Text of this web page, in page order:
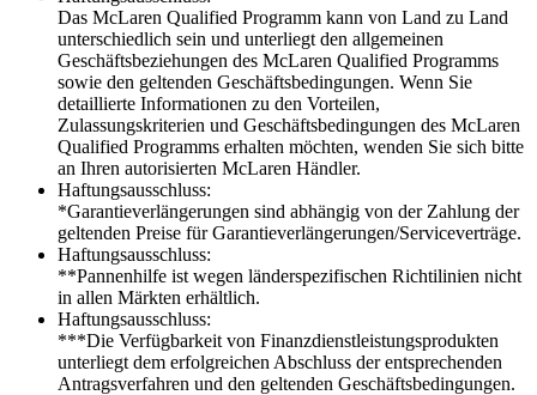
Das McLaren Qualified Programm kann von Land zu Land
unterschiedlich sein und unterliegt den allgemeinen
Geschäftsbeziehungen des McLaren Qualified Programms
sowie den geltenden Geschäftsbedingungen. Wenn Sie
detaillierte Informationen zu den Vorteilen,
Zulassungskriterien und Geschäftsbedingungen des McLaren
Qualified Programms erhalten möchten, wenden Sie sich bitte
an Ihren autorisierten McLaren Händler.
Haftungsausschluss:
*Garantieverlängerungen sind abhängig von der Zahlung der
geltenden Preise für Garantieverlängerungen/Serviceverträge.
Haftungsausschluss:
**Pannenhilfe ist wegen länderspezifischen Richtilinien nicht
in allen Märkten erhältlich.
Haftungsausschluss:
***Die Verfügbarkeit von Finanzdienstleistungsprodukten
unterliegt dem erfolgreichen Abschluss der entsprechenden
Antragsverfahren und den geltenden Geschäftsbedingungen.